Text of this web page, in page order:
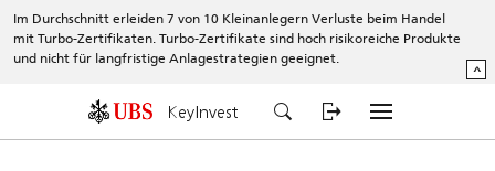
Im Durchschnitt erleiden 7 von 10 Kleinanlegern Verluste beim Handel
mit Turbo-Zertifikaten. Turbo-Zertifikate sind hoch risikoreiche Produkte
und nicht für langfristige Anlagestrategien geeignet.
^
KeyInvest